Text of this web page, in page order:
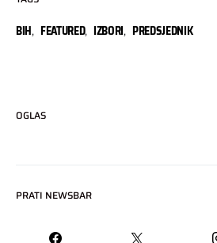
BIH, FEATURED, IZBORI, PREDSJEDNIK
OGLAS
PRATI NEWSBAR